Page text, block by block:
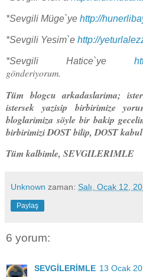
*Sevgili Müge`ye http://
*Sevgili Yesim`e http://
*Sevgili Hatice`ye
gönderiyorum.
Tüm blogcu arkadaslarima;
istersek yazisip birbirimize
bloglarimiza söyle bir bakip
birbirimizi DOST bilip, DOST
Tüm kalbimle, SEVGILERIMLE
Unknown zaman: Salı, Ocak 12,
Paylaş
6 yorum:
SEVGİLERİMLE 13 Ocak